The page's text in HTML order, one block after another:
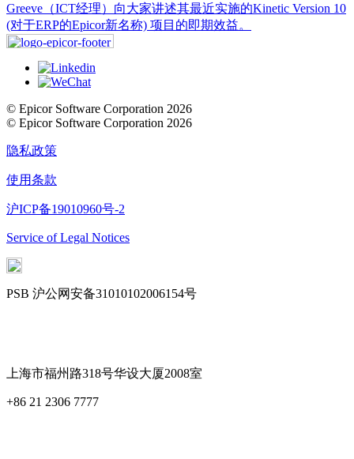
Greeve（ICT经理）向大家讲述其最近实施的Kinetic Version 10
(对于ERP的Epicor新名称) 项目的即期效益。
© Epicor Software Corporation 2026
© Epicor Software Corporation 2026
隐私政策
使用条款
沪ICP备19010960号-2
Service of Legal Notices
PSB 沪公网安备31010102006154号
上海市福州路318号华设大厦2008室
+86 21 2306 7777